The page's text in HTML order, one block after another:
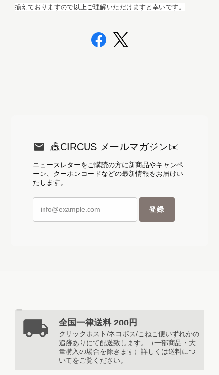
揃えておりますので以上ご理解いただけますと幸いです。
🎪CIRCUS メールマガジン✉️
ニュースレターをご購読の方に新商品やキャンペ
ーン、クーポンコードなどの最新情報をお届けい
たします。
登録
全国一律送料 200円
クリックポスト/ネコポス/こねこ便いずれかの
追跡ありにて配送致します。（一部商品・大
量購入の場合を除きます）詳しくは送料につ
いてをご覧ください。